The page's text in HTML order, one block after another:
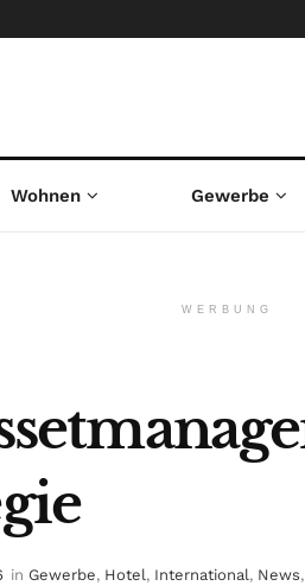
Wohnen Gewerbe
WERBUNG
in Gewerbe, Hotel, International, News,